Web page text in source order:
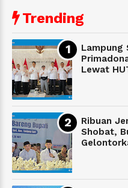
Trending
Lampung
Lewat
Ribuan
Shobat,